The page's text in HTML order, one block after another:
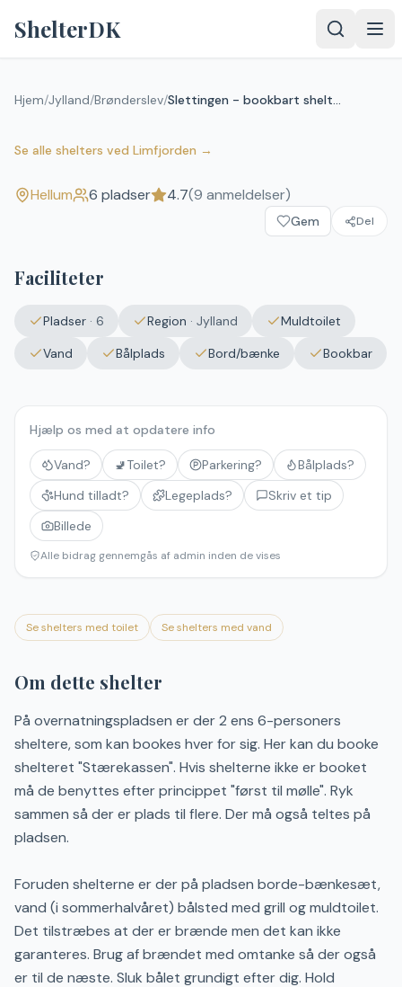
ShelterDK
Hjem/Jylland/Brønderslev/ Slettingen - bookbart shelter "Stærekassen"
Se alle shelters ved Limfjorden →
Upload et
Vælg
Ingen fil valgt
"Stærekassen"
4.7 9 anmeldelser) Hellum
Hellum 6 pladser 4.7(9 anmeldelser)
Gem Del
Faciliteter
Pladser · 6 Region · Jylland
Muldtoilet
Vand
Bålplads Bord/bænke Bookbar
Hjælp os med at opdatere info
Vand? 🚽Toilet? Parkering?
Bålplads?
Hund tilladt?
Legeplads?
Skriv et tip
Billede
Alle bidrag gennemgås af admin inden de vises
Se shelters med toilet Se shelters med vand
Om dette shelter
På overnatningspladsen er der 2 ens 6-personers
sheltere, som kan bookes hver for sig. Her kan du booke
shelteret "Stærekassen". Hvis shelterne ikke er booket
må de benyttes efter princippet "først til mølle". Ryk
sammen så der er plads til flere. Der må også teltes på
pladsen.
Foruden shelterne er der på pladsen borde-bænkesæt,
vand (i sommerhalvåret) bålsted med grill og muldtoilet.
Det tilstræbes at der er brænde men det kan ikke
garanteres. Brug af brændet med omtanke så der også
er til de næste. Sluk bålet grundigt efter dig. Hold